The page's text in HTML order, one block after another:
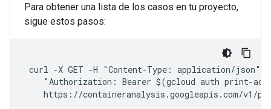
Para obtener una lista de los casos en tu proyecto,
sigue estos pasos:
curl -X GET -H "Content-Type: application/json"
"Authorization: Bearer $(gcloud auth print-
https://containeranalysis.googleapis.com/v1/